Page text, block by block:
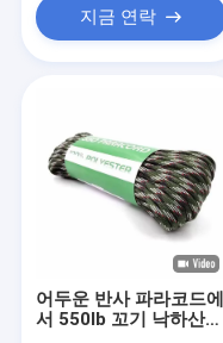
지금 연락
어두운 반사 파라코드에
서 550lb 꼬기 낙하산